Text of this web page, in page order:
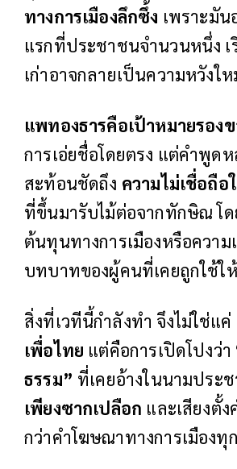
ทางการเมืองลึกซึ้ง เพราะมัน
แรกที่ประชาชนจำนวนหนึ่ง เ
เก่าอาจกลายเป็นความหวังใ
แพทองธารคือเป้าหมายรองข
การเอ่ยชื่อโดยตรง แต่คำพูด
สะท้อนชัดถึง ความไม่เชื่อถื
ที่ขึ้นมารับไม้ต่อจากทักษิณ โด
ต้นทุนทางการเมืองหรือความ
บทบาทของผู้คนที่เคยถูกใช้ใ
สิ่งที่เวทีนี้กำลังทำ จึงไม่ใช่แค่
เพื่อไทย แต่คือการเปิดโปงว่า
ธรรม” ที่เคยอ้างในนามประ
เพียงซากเปลือก และเสียงตั้
กว่าคำโฆษณาทางการเมืองทุ